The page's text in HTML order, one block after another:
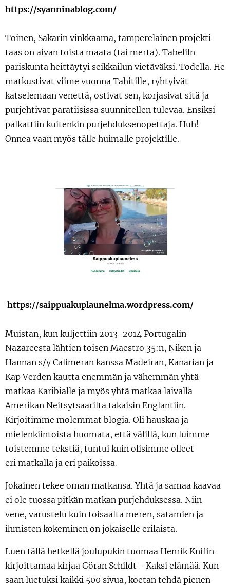
https://syanninablog.com/
Toinen, Sakarin vinkkaama, tamperelainen projekti
taas on aivan toista maata (tai merta). Tabeliln
pariskunta heittäytyi seikkailun vietäväksi. Todella. He
matkustivat viime vuonna Tahitille, ryhtyivät
katselemaan venettä, ostivat sen, korjasivat sitä ja
purjehtivat paratiisissa suunnitellen tulevaa. Ensiksi
palkattiin kuitenkin purjehduksenopettaja. Huh!
Onnea vaan myös tälle huimalle projektille.
https://saippuakuplaunelma.wordpress.com/
Muistan, kun kuljettiin 2013-2014 Portugalin
Nazareesta lähtien toisen Maestro 35:n, Niken ja
Hannan s/y Calimeran kanssa Madeiran, Kanarian ja
Kap Verden kautta enemmän ja vähemmän yhtä
matkaa Karibialle ja myös yhtä matkaa laivalla
Amerikan Neitsytsaarilta takaisin Englantiin.
Kirjoitimme molemmat blogia. Oli hauskaa ja
mielenkiintoista huomata, että välillä, kun luimme
toistemme tekstiä, tuntui kuin olisimme olleet
eri matkalla ja eri paikoissa.
Jokainen tekee oman matkansa. Yhtä ja samaa kaavaa
ei ole tuossa pitkän matkan purjehduksessa. Niin
vene, varustelu kuin toisaalta meren, satamien ja
ihmisten kokeminen on jokaiselle erilaista.
Luen tällä hetkellä joulupukin tuomaa Henrik Knifin
kirjoittamaa kirjaa Göran Schildt - Kaksi elämää. Kun
saan luetuksi kaikki 500 sivua, koetan tehdä pienen